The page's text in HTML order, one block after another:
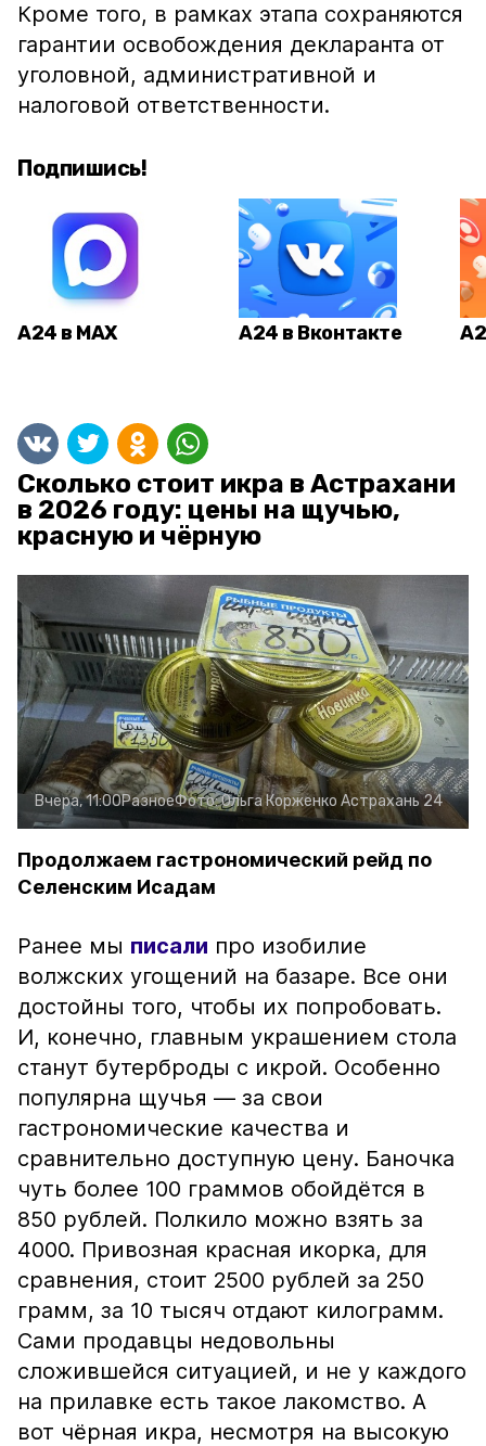
Кроме того, в рамках этапа сохраняются
гарантии освобождения декларанта от
уголовной, административной и
налоговой ответственности.
Подпишись!
А24 в MAX А24 в Вконтакте
Сколько стоит икра в Астрахани
в 2026 году: цены на щучью,
красную и чёрную
Вчера, 11:00РазноеФото:Ольга Корженко Астрахань 24
Продолжаем гастрономический рейд по
Селенским Исадам
Ранее мы писали про изобилие
волжских угощений на базаре. Все они
достойны того, чтобы их попробовать.
И, конечно, главным украшением стола
станут бутерброды с икрой. Особенно
популярна щучья — за свои
гастрономические качества и
сравнительно доступную цену. Баночка
чуть более 100 граммов обойдётся в
850 рублей. Полкило можно взять за
4000. Привозная красная икорка, для
сравнения, стоит 2500 рублей за 250
грамм, за 10 тысяч отдают килограмм.
Сами продавцы недовольны
сложившейся ситуацией, и не у каждого
на прилавке есть такое лакомство. А
вот чёрная икра, несмотря на высокую